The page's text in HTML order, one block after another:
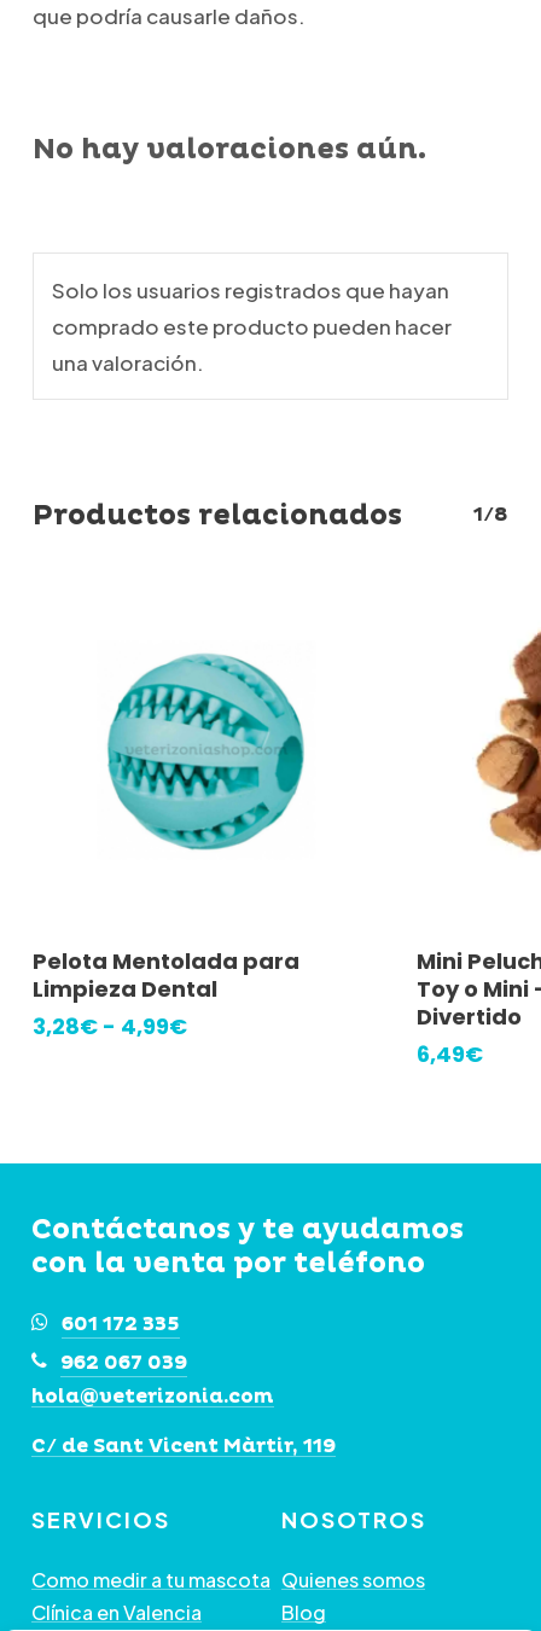
que podría causarle daños.
No hay valoraciones aún.
Solo los usuarios registrados que hayan
comprado este producto pueden hacer
una valoración.
Productos relacionados 1/8
Seleccionar Opciones
producto
tiene
opciones
pueden
elegir
la
página
de
producto
Pelota Mentolada para
Limpieza Dental
3,28€ - 4,99€Rango
hasta
Mini
Toy o Mini
Divertido
6,49€
Contáctanos y te ayudamos
con la venta por teléfono
601 172 335
962 067 039
hola@veterizonia.com
C/ de Sant Vicent Màrtir, 119
SERVICIOS
Como medir a tu mascota
Clínica en Valencia
NOSOTROS
Quienes somos
Blog